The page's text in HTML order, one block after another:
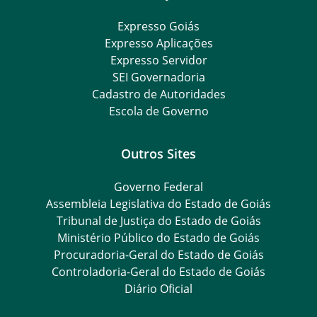
Expresso Goiás
Expresso Aplicações
Expresso Servidor
SEI Governadoria
Cadastro de Autoridades
Escola de Governo
Outros Sites
Governo Federal
Assembleia Legislativa do Estado de Goiás
Tribunal de Justiça do Estado de Goiás
Ministério Público do Estado de Goiás
Procuradoria-Geral do Estado de Goiás
Controladoria-Geral do Estado de Goiás
Diário Oficial